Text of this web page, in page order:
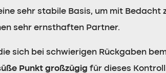
sehr stabile Basis, um mit Bedacht
sehr ernsthaften Partner.
sich bei schwierigen Rückgaben
Punkt großzügig für dieses